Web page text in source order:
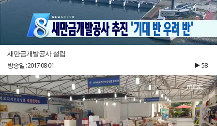
새만금개발공사 설립
방송일 : 2017-08-01 58